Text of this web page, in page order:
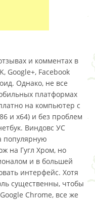
и комментах в
Google+, Facebook
Однако, не все
платформах
на компьютер с
и x64) и без проблем
Виндовс УС
популярную
на Гугл Хром, но
и в большей
интерфейс. Хотя
существенны, чтобы
Chrome, все же